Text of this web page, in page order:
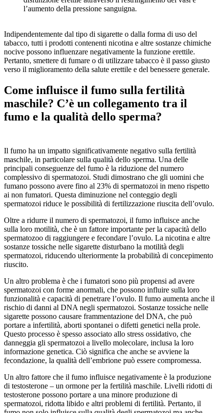
l’aumento della pressione sanguigna.
Indipendentemente dal tipo di sigarette o dalla forma di uso del
tabacco, tutti i prodotti contenenti nicotina e altre sostanze chimiche
nocive possono influenzare negativamente la funzione erettile.
Pertanto, smettere di fumare o di utilizzare tabacco è il passo giusto
verso il miglioramento della salute erettile e del benessere generale.
Come influisce il fumo sulla fertilità
maschile? C’è un collegamento tra il
fumo e la qualità dello sperma?
Il fumo ha un impatto significativamente negativo sulla fertilità
maschile, in particolare sulla qualità dello sperma. Una delle
principali conseguenze del fumo è la riduzione del numero
complessivo di spermatozoi. Studi dimostrano che gli uomini che
fumano possono avere fino al 23% di spermatozoi in meno rispetto
ai non fumatori. Questa diminuzione nel conteggio degli
spermatozoi riduce le possibilità di fertilizzazione riuscita dell’ovulo.
Oltre a ridurre il numero di spermatozoi, il fumo influisce anche
sulla loro motilità, che è un fattore importante per la capacità dello
spermatozoo di raggiungere e fecondare l’ovulo. La nicotina e altre
sostanze tossiche nelle sigarette disturbano la motilità degli
spermatozoi, riducendo ulteriormente la probabilità di concepimento
riuscito.
Un altro problema è che i fumatori sono più propensi ad avere
spermatozoi con forme anormali, che possono influire sulla loro
funzionalità e capacità di penetrare l’ovulo. Il fumo aumenta anche il
rischio di danni al DNA negli spermatozoi. Sostanze tossiche nelle
sigarette possono causare frammentazione del DNA, che può
portare a infertilità, aborti spontanei o difetti genetici nella prole.
Questo processo è spesso associato allo stress ossidativo, che
danneggia gli spermatozoi a livello molecolare, inclusa la loro
informazione genetica. Ciò significa che anche se avviene la
fecondazione, la qualità dell’embrione può essere compromessa.
Un altro fattore che il fumo influisce negativamente è la produzione
di testosterone – un ormone per la fertilità maschile. Livelli ridotti di
testosterone possono portare a una minore produzione di
spermatozoi, ridotta libido e altri problemi di fertilità. Pertanto, il